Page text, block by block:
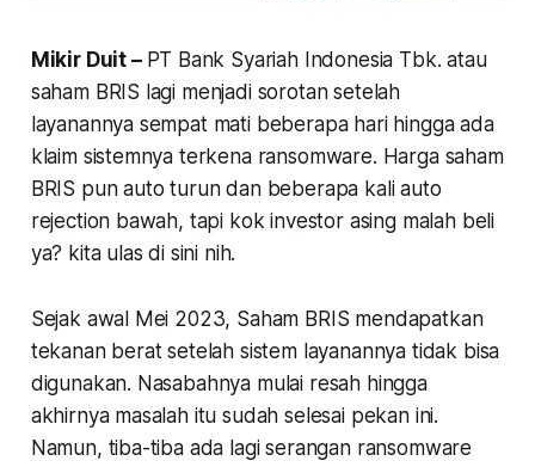
Mikir Duit – PT Bank Syariah Indonesia Tbk. atau
saham BRIS lagi menjadi sorotan setelah
layanannya sempat mati beberapa hari hingga ada
klaim sistemnya terkena ransomware. Harga saham
BRIS pun auto turun dan beberapa kali auto
rejection bawah, tapi kok investor asing malah beli
ya? kita ulas di sini nih.
Sejak awal Mei 2023, Saham BRIS mendapatkan
tekanan berat setelah sistem layanannya tidak bisa
digunakan. Nasabahnya mulai resah hingga
akhirnya masalah itu sudah selesai pekan ini.
Namun, tiba-tiba ada lagi serangan ransomware